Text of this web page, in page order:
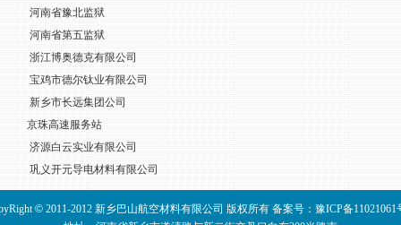
河南省豫北监狱
河南省第五监狱
浙江博奥德克有限公司
宝鸡市德尔钛业有限公司
新乡市长远集团公司
京珠高速服务站
济源白云实业有限公司
巩义开元导电材料有限公司
©2011-2012 新乡巴山航空材料有限公司 版权所有 备案号：豫ICP备11021061